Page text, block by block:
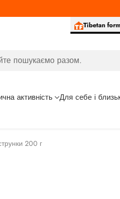
Tibetan
пошукаємо разом.
активність Для себе і
200 г